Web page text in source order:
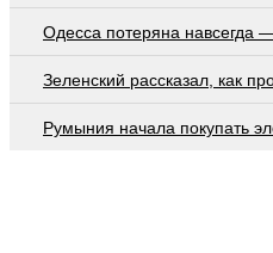
Oдecca пoтeрянa нaвceгдa
Зеленский рассказал, как
Румыния начала покупать